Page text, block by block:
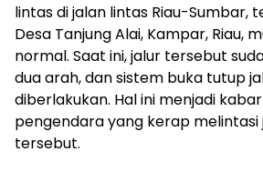
lintas di jalan lintas Riau-Sumbar,
Desa Tanjung Alai, Kampar, Riau,
normal. Saat ini, jalur tersebut
dua arah, dan sistem buka tutup
diberlakukan. Hal ini menjadi
pengendara yang kerap
tersebut.